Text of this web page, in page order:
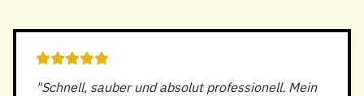
"Schnell, sauber und absolut professionell. Mein